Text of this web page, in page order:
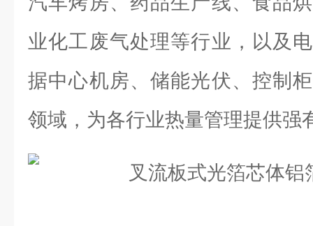
业化工废气处理等行业，以及
据中心机房、储能光伏、控制
领域，为各行业热量管理提供强